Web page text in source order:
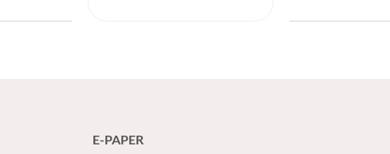
effets indésirables
E-PAPER